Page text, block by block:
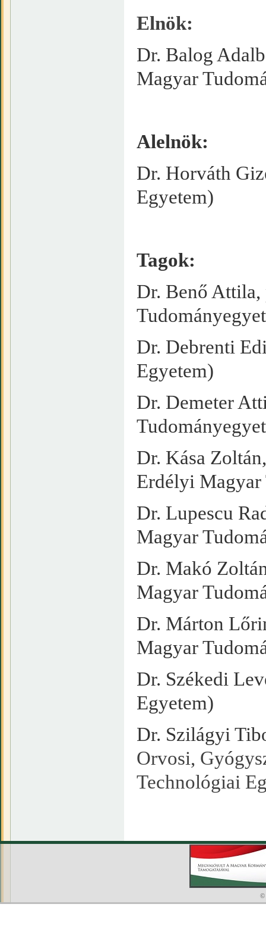
Elnök:
Dr. Balog
Magyar
Alelnök:
Dr. Horváth
Egyetem)
Tagok:
Dr. Benő
Dr. Debrenti
Egyetem)
Dr. Demeter
Dr. Kása
Erdélyi Magyar
Dr. Lupescu
Magyar
Dr. Makó
Magyar
Dr. Márton
Magyar
Dr. Székedi
Egyetem)
Dr. Szilágyi
Orvosi,
Technológiai
©